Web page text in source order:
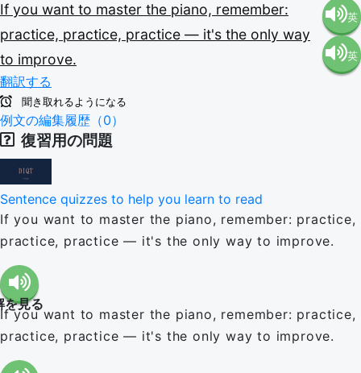
If you want to master the piano, remember:
practice, practice, practice — it's the only way
to improve.
翻訳する
英
語（米
英
(en-GB)
聞き取れるようになる
例文の編集履歴（0）
復習用の問題
Sentence quizzes to help you learn to read
If you want to master the piano, remember: practice,
practice, practice — it's the only way to improve.
を見る
If you want to master the piano, remember: practice,
practice, practice — it's the only way to improve.